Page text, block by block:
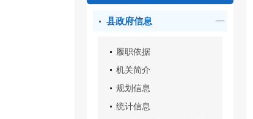
县政府信息
履职依据
机关简介
规划信息
统计信息